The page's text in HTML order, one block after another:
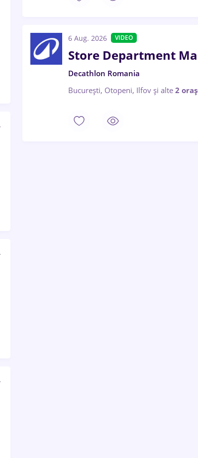
6 Aug. 2026 VIDEO
Store Department
Decathlon Romania
București, Otopeni, Ilfov și alte 2